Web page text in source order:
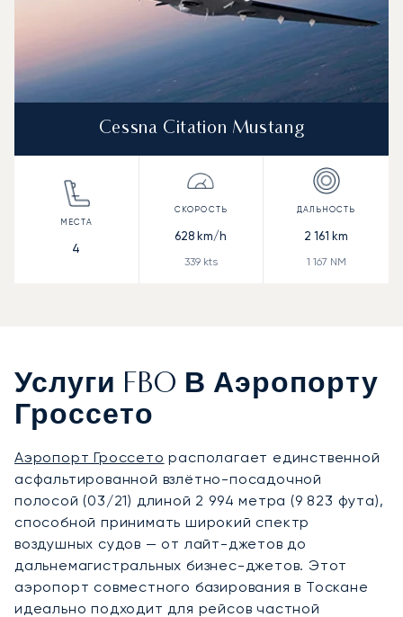
Cessna Citation Mustang
4
628 km/h
339kts
2 161 km
1 167 NM
Услуги FBO В Аэропорту
Гроссето
Аэропорт Гроссето располагает единственной
асфальтированной взлётно-посадочной
полосой (03/21) длиной 2 994 метра (9 823 фута),
способной принимать широкий спектр
воздушных судов — от лайт-джетов до
дальнемагистральных бизнес-джетов. Этот
аэропорт совместного базирования в Тоскане
идеально подходит для рейсов частной